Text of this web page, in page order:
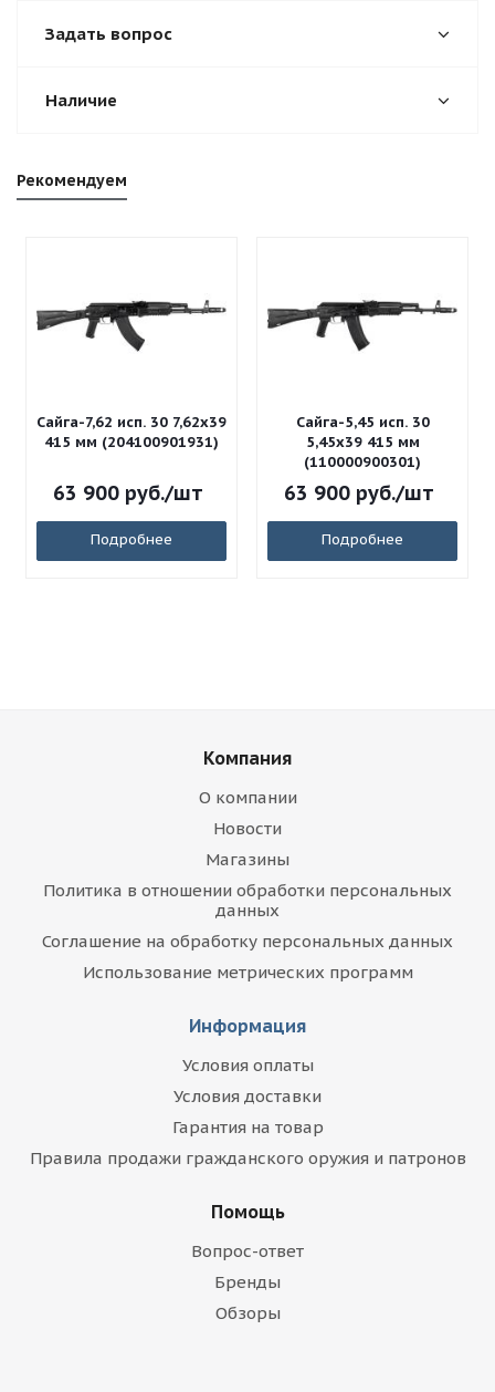
Задать вопрос
Наличие
Рекомендуем
Сайга-7,62 исп. 30 7,62x39
415 мм (204100901931)
63 900руб./шт
Подробнее
Сайга-5,45 исп. 30
5,45x39 415 мм
(110000900301)
63 900руб./шт
Подробнее
Компания
О компании
Новости
Магазины
Политика в отношении обработки персональных
данных
Соглашение на обработку персональных данных
Использование метрических программ
Информация
Условия оплаты
Условия доставки
Гарантия на товар
Правила продажи гражданского оружия и патронов
Помощь
Вопрос-ответ
Бренды
Обзоры